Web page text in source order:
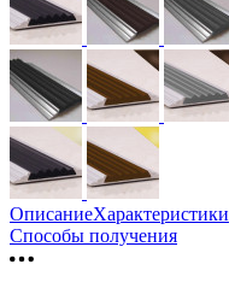
ОписаниеХарактеристики
Способы получения